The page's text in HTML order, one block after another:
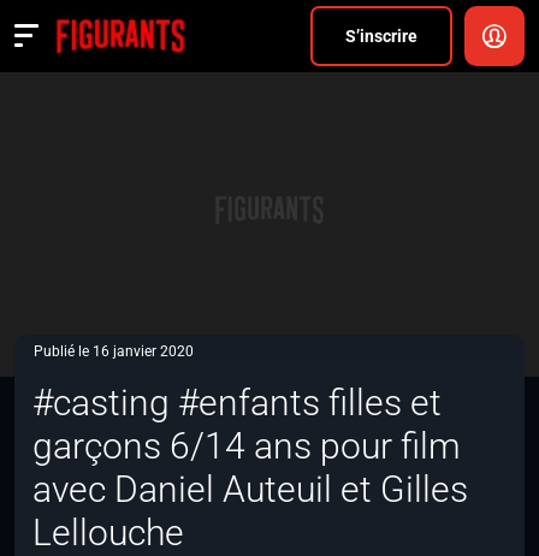
S’inscrire
Actualités
Publié le 16 janvier 2020
#casting #enfants filles et
garçons 6/14 ans pour film
avec Daniel Auteuil et Gilles
Lellouche